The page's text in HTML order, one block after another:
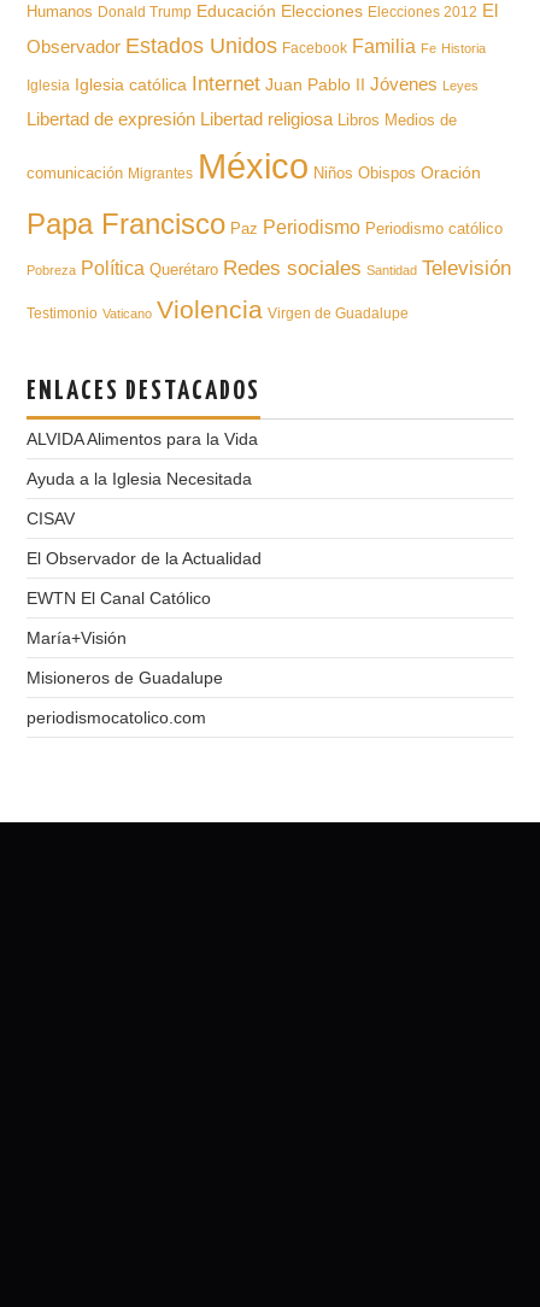
Humanos Donald Trump Educación Elecciones Elecciones 2012 El
Observador Estados Unidos Facebook Familia Fe Historia
Iglesia Iglesia católica Internet Juan Pablo II Jóvenes Leyes
Libertad de expresión Libertad religiosa Libros Medios de
comunicación Migrantes México Niños Obispos Oración
Papa Francisco Paz Periodismo Periodismo católico
Pobreza Política Querétaro Redes sociales Santidad Televisión
Testimonio Vaticano Violencia Virgen de Guadalupe
ENLACES DESTACADOS
ALVIDA Alimentos para la Vida
Ayuda a la Iglesia Necesitada
CISAV
El Observador de la Actualidad
EWTN El Canal Católico
María+Visión
Misioneros de Guadalupe
periodismocatolico.com